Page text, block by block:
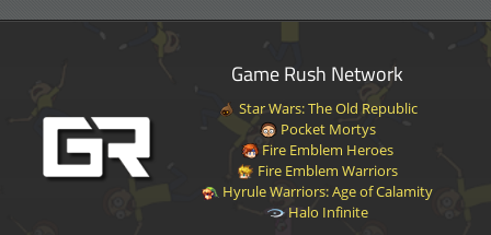
Game Rush Network
Star Wars: The Old Republic
Pocket Mortys
Fire Emblem Heroes
Fire Emblem Warriors
Hyrule Warriors: Age of Calamity
Halo Infinite